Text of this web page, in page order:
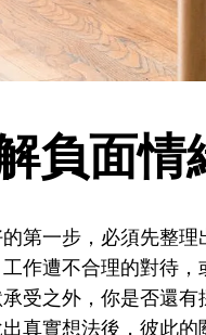
負面情
第一步，必須先整
作遭不合理的對待
受之外，你是否還
真實想法後，彼此